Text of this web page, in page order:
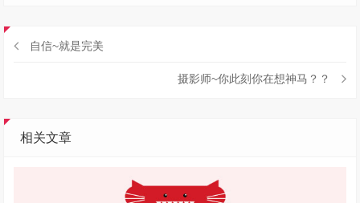
自信~就是完美
摄影师~你此刻你在想神马？？
相关文章